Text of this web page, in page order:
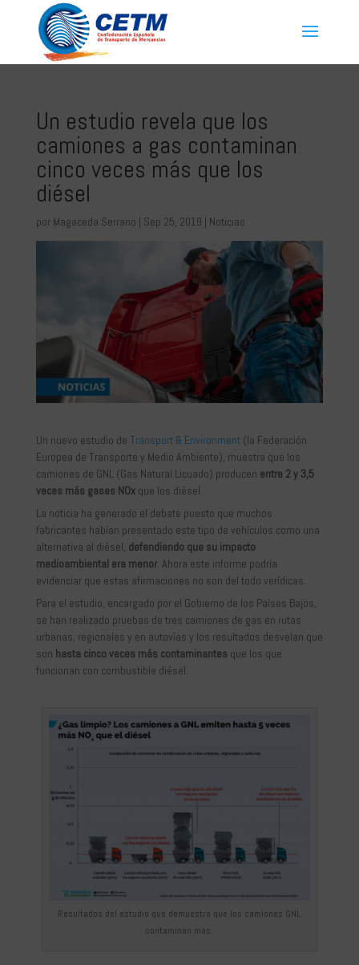
Un estudio revela que los
camiones a gas contaminan
cinco veces más que los
diésel
por Magaceda Serrano | Sep 25, 2019 | Noticias
Un nuevo estudio de Transport & Environment(la Federación
Europea de Transporte y Medio Ambiente), muestra que los
camiones de GNL (Gas Natural Licuado) producen entre 2 y 3,5
veces más gases NOxque los diésel.
La noticia ha generado el debate puesto que muchos
fabricantes habían presentado este tipo de vehículos como una
alternativa al diésel, defendiendo que su impacto
medioambiental era menor. Ahora este informe podría
evidenciar que estas afirmaciones no son del todo verídicas.
Para el estudio, encargado por el Gobierno de los Países Bajos,
se han realizado pruebas de tres camiones de gas en rutas
urbanas, regionales y en autovías y los resultados desvelan que
son hasta cinco veces más contaminantes que los que
funcionan con combustible diésel.
Resultados del estudio que demuestra que los camiones GNL
contaminan más.